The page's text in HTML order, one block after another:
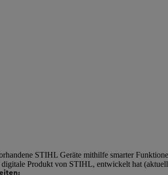
STIHL Geräte mithilfe smarter
Produkt von STIHL, entwickelt hat